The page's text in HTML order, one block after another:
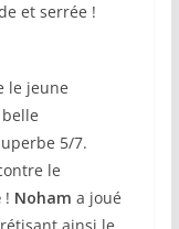
et serrée !
le jeune
5/7.
le
! Noham a joué